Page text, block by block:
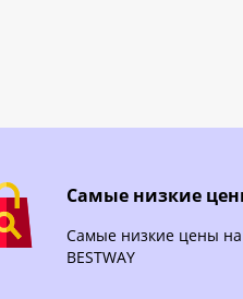
Самые низкие
Самые низкие цены на
BESTWAY